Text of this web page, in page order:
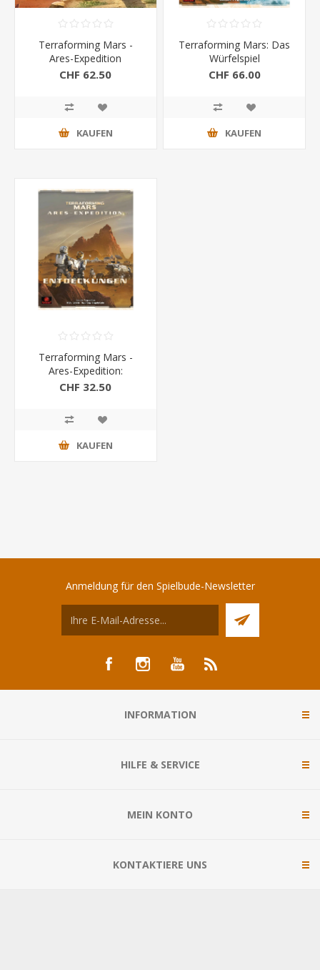
Terraforming Mars -
Ares-Expedition
(Schwerkraft)
CHF 62.50
KAUFEN
Terraforming Mars: Das
Würfelspiel
CHF 66.00
KAUFEN
Terraforming Mars -
Ares-Expedition:
Entdeckungen
CHF 32.50
KAUFEN
Anmeldung für den Spielbude-Newsletter
INFORMATION
HILFE & SERVICE
MEIN KONTO
KONTAKTIERE UNS